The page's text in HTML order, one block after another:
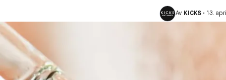
Av KICKS • 13.